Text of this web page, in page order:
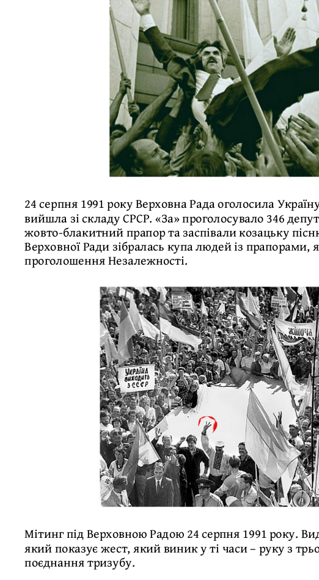
24 серпня 1991 року Верховна Рада оголосила
вийшла зі складу СРСР. «За» проголосувало 346
жовто-блакитний прапор та заспівали козацьку
Верховної Ради зібралась купа людей із прапорами,
проголошення Незалежності.
Мітинг під Верховною Радою 24 серпня 1991 року.
який показує жест, який виник у ті часи – руку з
поєднання тризубу.